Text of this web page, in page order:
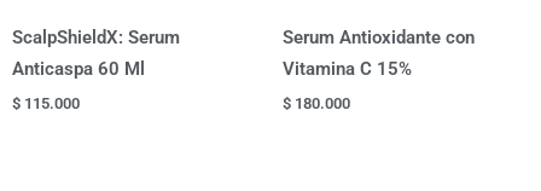
ScalpShieldX: Serum
Anticaspa 60 Ml
$ 115.000
Serum Antioxidante con
Vitamina C 15%
$ 180.000